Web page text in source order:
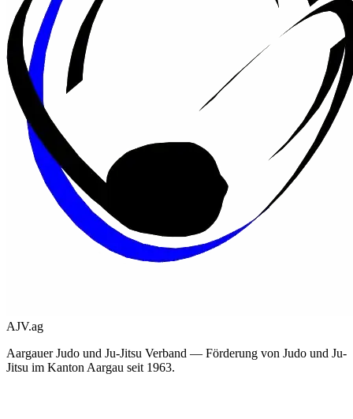
AJV.ag
Aargauer Judo und Ju-Jitsu Verband — Förderung von Judo und Ju-
Jitsu im Kanton Aargau seit 1963.